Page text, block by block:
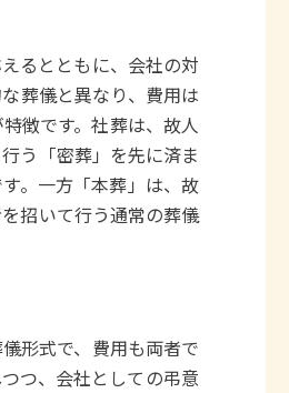
るとともに、会社の対
葬儀と異なり、費用は
徴です。社葬は、故人
う「密葬」を先に済ま
。一方「本葬」は、故
招いて行う通常の葬儀
形式で、費用も両者で
つ、会社としての弔意